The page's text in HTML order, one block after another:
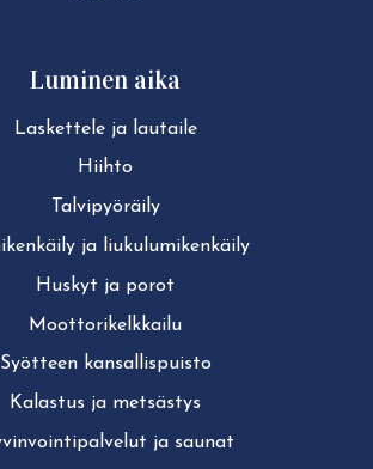
Luminen aika
Laskettele ja lautaile
Hiihto
Tal­vi­pyö­räi­ly
ja liu­ku­lu­mi­ken­käi­ly
Huskyt ja porot
Moot­to­ri­kelk­kai­lu
Syötteen kan­sal­lis­puis­to
Kalastus ja metsästys
ja saunat